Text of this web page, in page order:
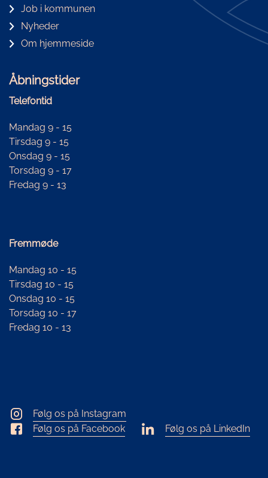
Job i kommunen
Nyheder
Om hjemmeside
Åbningstider
Telefontid
Mandag 9 - 15
Tirsdag 9 - 15
Onsdag 9 - 15
Torsdag 9 - 17
Fredag 9 - 13
Fremmøde
Mandag 10 - 15
Tirsdag 10 - 15
Onsdag 10 - 15
Torsdag 10 - 17
Fredag 10 - 13
Følg os på Instagram
Følg os på Facebook
Følg os på LinkedIn